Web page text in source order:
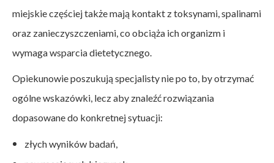
miejskie częściej także mają kontakt z toksynami, spalinami
oraz zanieczyszczeniami, co obciąża ich organizm i
wymaga wsparcia dietetycznego.
Opiekunowie poszukują specjalisty nie po to, by otrzymać
ogólne wskazówki, lecz aby znaleźć rozwiązania
dopasowane do konkretnej sytuacji:
złych wyników badań,